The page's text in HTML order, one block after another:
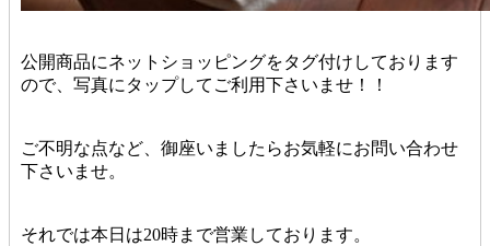
公開商品にネットショッピングをタグ付けしております
ので、写真にタップしてご利用下さいませ！！
ご不明な点など、御座いましたらお気軽にお問い合わせ
下さいませ。
それでは本日は20時まで営業しております。